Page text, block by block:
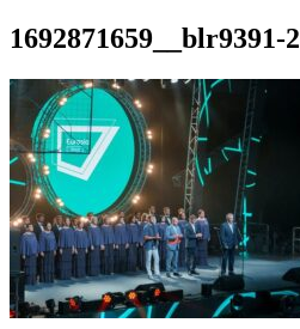
1692871659__blr9391-2